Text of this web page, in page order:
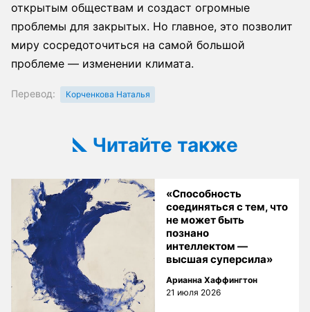
открытым обществам и создаст огромные
проблемы для закрытых. Но главное, это позволит
миру сосредоточиться на самой большой
проблеме — изменении климата.
Перевод: Корченкова Наталья
Читайте также
«Способность
соединяться с тем, что
не может быть
познано
интеллектом —
высшая суперсила»
Арианна Хаффингтон
21 июля 2026